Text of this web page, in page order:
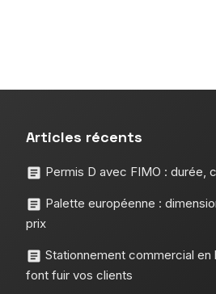
Articles récents
Permis D avec FIMO : durée,
Palette européenne :
prix
Stationnement commercial en
font fuir vos clients